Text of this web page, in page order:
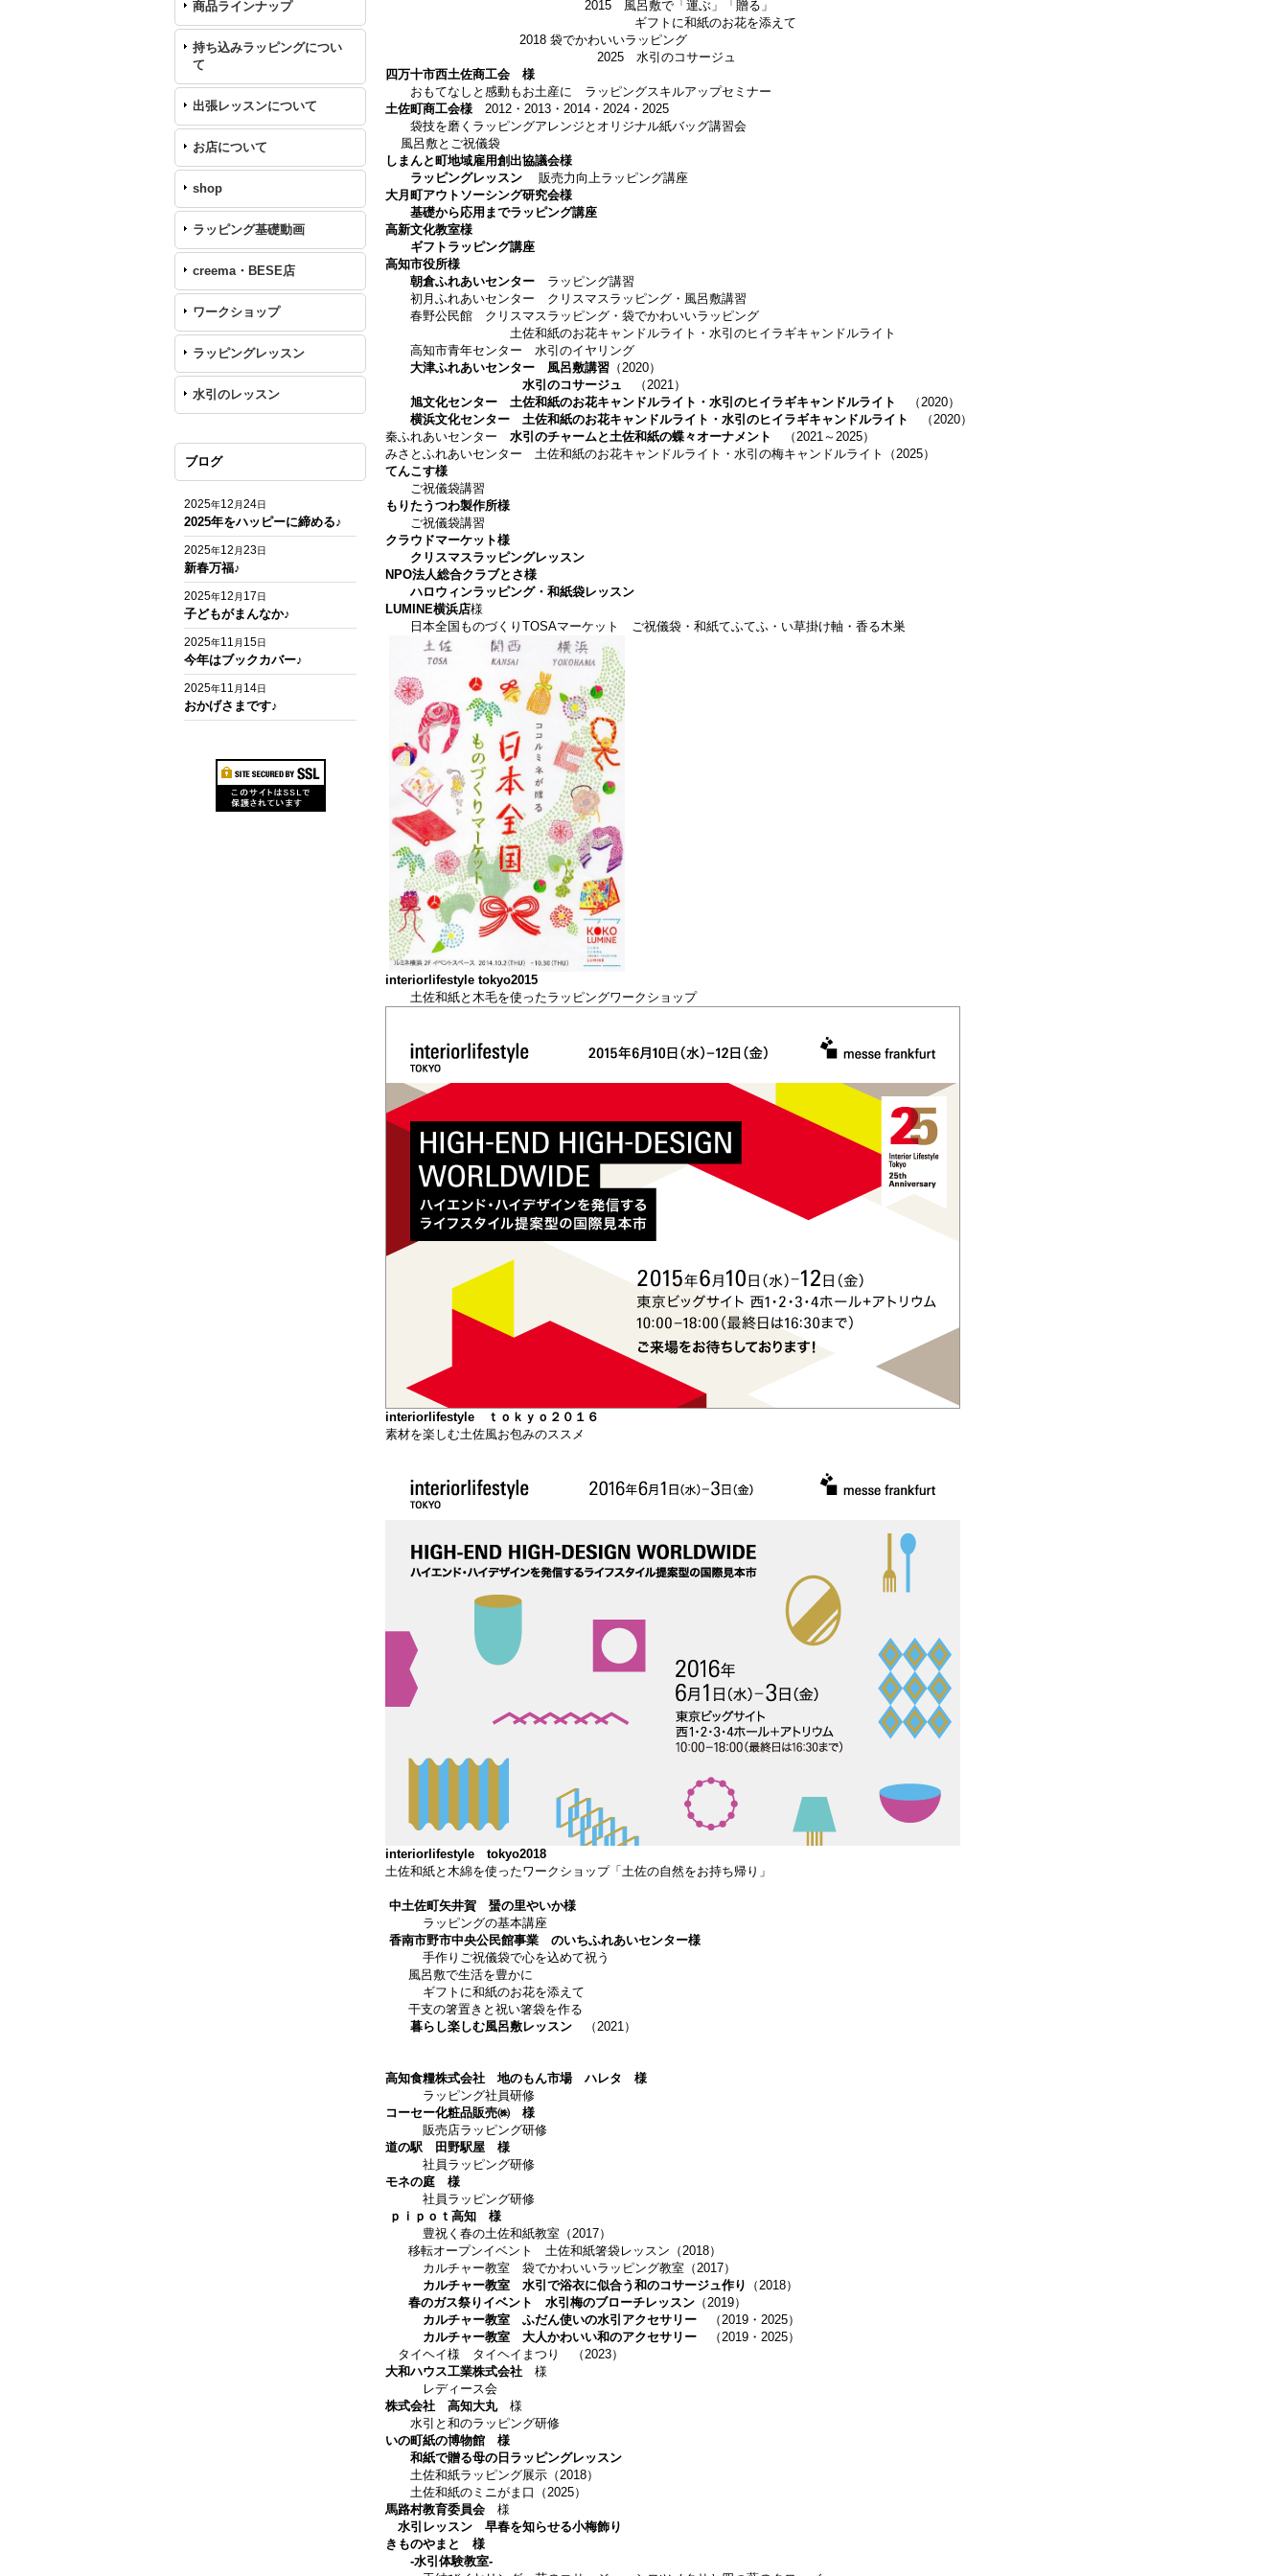
商品ラインナップ
持ち込みラッピングについ
て
出張レッスンについて
お店について
shop
ラッピング基礎動画
creema・BESE店
ワークショップ
ラッピングレッスン
水引のレッスン
ブログ
2025年12 月24日
2025年をハッピーに締める♪
2025年12 月23日
新春万福♪
2025年12 月 17日
子どもがまんなか♪
2025年11 月 15日
今年はブックカバー♪
2025年11 月 14日
おかげさまです♪
2015 風呂敷で「運ぶ」「贈る」
ギフトに和紙のお花を添えて
2018 袋でかわいいラッピング
2025 水引のコサージュ
四万十市西土佐商工会 様
おもてなしと感動もお土産に ラッピングスキルアップセミナー
土佐町商工会様
2012・2013・2014・2024・2025
袋技を磨く ラッピングアレンジとオリジナル紙バッグ講習会
風呂敷とご祝儀袋
しまんと町地域雇用創出協議会様
ラッピングレッスン 販売力向上ラッピング講座
大月町アウトソーシング研究会様
基礎から応用までラッピング講座
高新文化教室様
ギフトラッピング講座
高知市役所様
朝倉ふれあいセンター ラッピング講習
初月ふれあいセンター クリスマスラッピング・風呂敷講習
春野公民館 クリスマスラッピング・袋でかわいいラッピング
土佐和紙のお花キャンドルライト・水引のヒイラギキャンドルライト
高知市青年センター 水引のイヤリング
大津ふれあいセンター 風呂敷講習 （2020）
水引のコサージュ （2021）
旭文化センター 土佐和紙のお花キャンドルライト・水引のヒイラギキャンドルライト
（2020）
横浜文化センター 土佐和紙のお花キャンドルライト・水引のヒイラギキャンドルライト
（2020）
秦ふれあいセンター 水引のチャームと土佐和紙の蝶々オーナメント
（2021～2025）
みさとふれあいセンター 土佐和紙のお花キャンドルライト・水引の梅キャンドルライト（2025）
てんこす様
ご祝儀袋講習
もりたうつわ製作所様
ご祝儀袋講習
クラウドマーケット様
クリスマスラッピングレッスン
NPO法人総合クラブとさ様
ハロウィンラッピング・和紙袋レッスン
LUMINE横浜店様
日本全国ものづくりTOSAマーケット ご祝儀袋・和紙てふてふ・い草掛け軸・香る木巣
interiorlifestyle tokyo2015
土佐和紙と木毛を使ったラッピングワークショップ
interiorlifestyle ｔｏｋｙｏ２０１６
素材を楽しむ土佐風お包みのススメ
interiorlifestyle tokyo2018
土佐和紙と木綿を使ったワークショップ「土佐の自然をお持ち帰り」
中土佐町矢井賀 蜑の里やいか様
ラッピングの基本講座
香南市野市中央公民館事業 のいちふれあいセンター様
手作りご祝儀袋で心を込めて祝う
風呂敷で生活を豊かに
ギフトに和紙のお花を添えて
干支の箸置きと祝い箸袋を作る
暮らし楽しむ風呂敷レッスン （2021）
高知食糧株式会社 地のもん市場 ハレタ 様
ラッピング社員研修
コーセー化粧品販売㈱ 様
販売店ラッピング研修
道の駅 田野駅屋 様
社員ラッピング研修
モネの庭 様
社員ラッピング研修
ｐｉｐｏｔ高知 様
豊祝く春の土佐和紙教室（2017）
移転オープンイベント 土佐和紙箸袋レッスン（2018）
カルチャー教室 袋でかわいいラッピング教室（2017）
カルチャー教室 水引で浴衣に似合う和のコサージュ作り
（2018）
春のガス祭りイベント 水引梅のブローチレッスン （2019）
カルチャー教室 ふだん使いの水引アクセサリー （2019・2025）
カルチャー教室 大人かわいい和のアクセサリー （2019・2025）
タイヘイ様 タイヘイまつり （2023）
大和ハウス工業株式会社 様
レディース会
株式会社 高知大丸様
水引と和のラッピング研修
いの町紙の博物館 様
和紙で贈る母の日ラッピングレッスン
土佐和紙ラッピング展示（2018）
土佐和紙のミニがま口（2025）
馬路村教育委員会 様
水引レッスン 早春を知らせる小梅飾り
きものやまと 様
-水引体験教室-